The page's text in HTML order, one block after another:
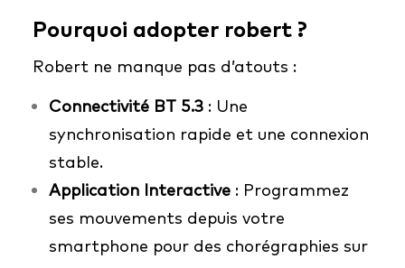
Pourquoi adopter robert ?
Robert ne manque pas d’atouts :
Connectivité BT 5.3 : Une
synchronisation rapide et une connexion
stable.
Application Interactive : Programmez
ses mouvements depuis votre
smartphone pour des chorégraphies sur